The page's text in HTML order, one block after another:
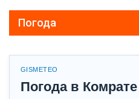
Погода
GISMETEO
Погода в Комрате